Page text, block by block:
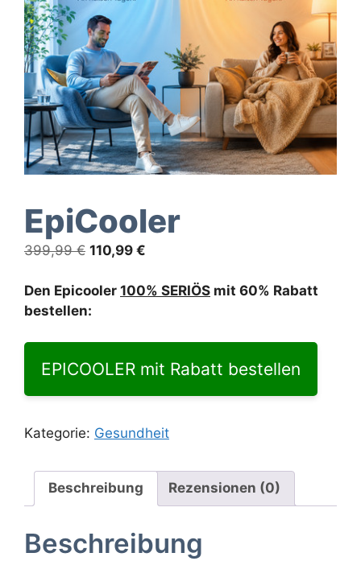
EpiCooler
399,99€ Ursprünglicher
war:
399,99 €
110,99 €
ist:
Den Epicooler 100% SERIÖS mit 60% Rabatt
bestellen:
EPICOOLER mit Rabatt bestellen
Kategorie: Gesundheit
Beschreibung Rezensionen (0)
Beschreibung